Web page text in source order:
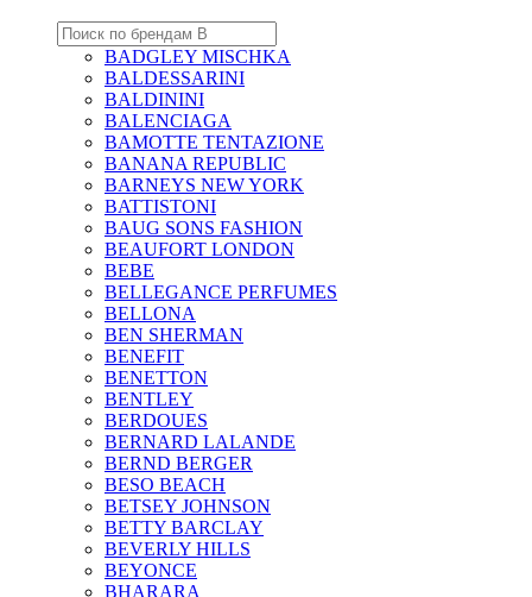
BADGLEY MISCHKA
BALDESSARINI
BALDININI
BALENCIAGA
BAMOTTE TENTAZIONE
BANANA REPUBLIC
BARNEYS NEW YORK
BATTISTONI
BAUG SONS FASHION
BEAUFORT LONDON
BEBE
BELLEGANCE PERFUMES
BELLONA
BEN SHERMAN
BENEFIT
BENETTON
BENTLEY
BERDOUES
BERNARD LALANDE
BERND BERGER
BESO BEACH
BETSEY JOHNSON
BETTY BARCLAY
BEVERLY HILLS
BEYONCE
BHARARA